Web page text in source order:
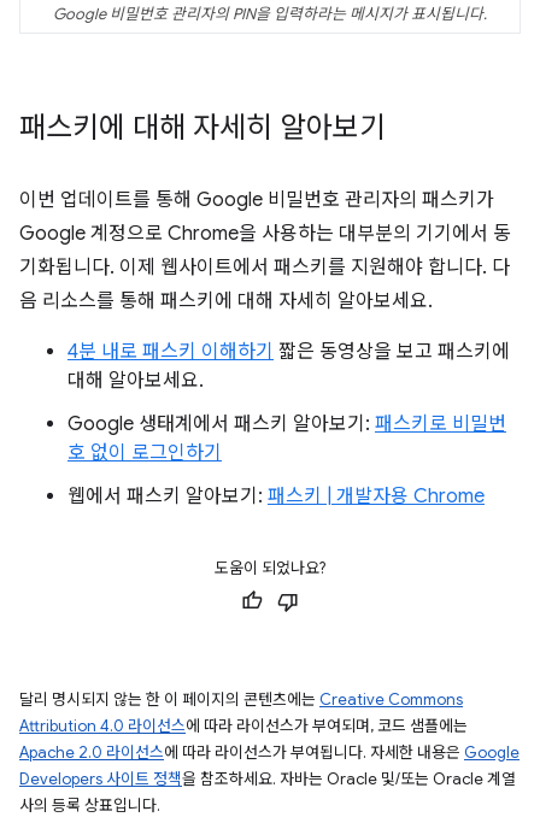
Google 비밀번호 관리자의 PIN을 입력하라는 메시지가 표시됩니다.
패스키에 대해 자세히 알아보기
이번 업데이트를 통해 Google 비밀번호 관리자의 패스키가
Google 계정으로 Chrome을 사용하는 대부분의 기기에서 동
기화됩니다. 이제 웹사이트에서 패스키를 지원해야 합니다. 다
음 리소스를 통해 패스키에 대해 자세히 알아보세요.
4분 내로 패스키 이해하기 짧은 동영상을 보고 패스키에
대해 알아보세요.
Google 생태계에서 패스키 알아보기: 패스키로 비밀번
호 없이 로그인하기
웹에서 패스키 알아보기: 패스키 | 개발자용 Chrome
도움이 되었나요?
달리 명시되지 않는 한 이 페이지의 콘텐츠에는 Creative Commons
Attribution 4.0 라이선스에 따라 라이선스가 부여되며, 코드 샘플에는
Apache 2.0 라이선스에 따라 라이선스가 부여됩니다. 자세한 내용은 Google
Developers 사이트 정책을 참조하세요. 자바는 Oracle 및/또는 Oracle 계열
사의 등록 상표입니다.